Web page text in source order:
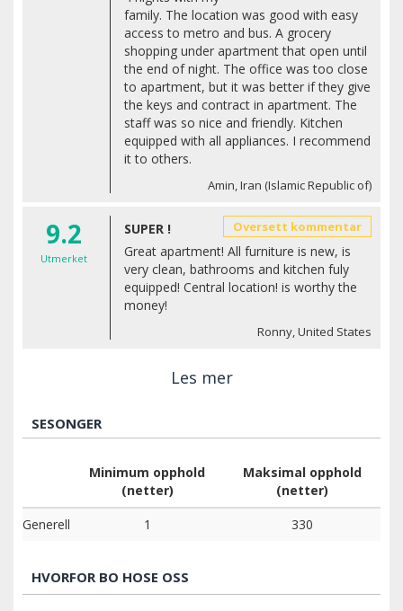
family. The location was good with easy
access to metro and bus. A grocery
shopping under apartment that open until
the end of night. The office was too close
to apartment, but it was better if they give
the keys and contract in apartment. The
staff was so nice and friendly. Kitchen
equipped with all appliances. I recommend
it to others.
Amin, Iran (Islamic Republic of)
9.2
Utmerket
SUPER ! Oversett kommentar
Great apartment! All furniture is new, is
very clean, bathrooms and kitchen fuly
equipped! Central location! is worthy the
money!
Ronny, United States
Les mer
SESONGER
Minimum opphold
(netter)
Maksimal opphold
(netter)
Generell
1 330
HVORFOR BO HOSE OSS